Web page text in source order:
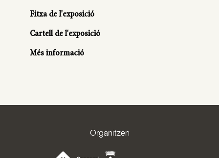
Fitxa de l'exposició
Cartell de l'exposició
Més informació
Organitzen